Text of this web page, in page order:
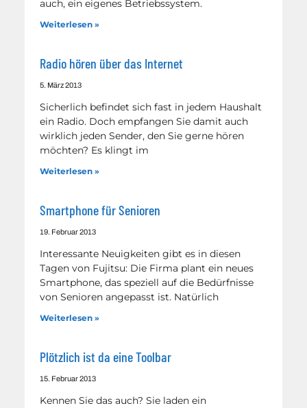
auch, ein eigenes Betriebssystem.
Weiterlesen »
Radio hören über das Internet
5. März 2013
Sicherlich befindet sich fast in jedem Haushalt
ein Radio. Doch empfangen Sie damit auch
wirklich jeden Sender, den Sie gerne hören
möchten? Es klingt im
Weiterlesen »
Smartphone für Senioren
19. Februar 2013
Interessante Neuigkeiten gibt es in diesen
Tagen von Fujitsu: Die Firma plant ein neues
Smartphone, das speziell auf die Bedürfnisse
von Senioren angepasst ist. Natürlich
Weiterlesen »
Plötzlich ist da eine Toolbar
15. Februar 2013
Kennen Sie das auch? Sie laden ein